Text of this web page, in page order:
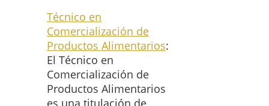
Técnico en
Comercialización de
Productos Alimentarios:
El Técnico en
Comercialización de
Productos Alimentarios